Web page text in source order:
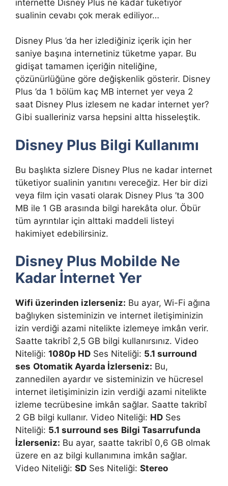
internette Disney Plus ne kadar tüketiyor
sualinin cevabı çok merak ediliyor…
Disney Plus ’da her izlediğiniz içerik için her
saniye başına internetiniz tüketme yapar. Bu
gidişat tamamen içeriğin niteliğine,
çözünürlüğüne göre değişkenlik gösterir. Disney
Plus ’da 1 bölüm kaç MB internet yer veya 2
saat Disney Plus izlesem ne kadar internet yer?
Gibi sualleriniz varsa hepsini altta hisseleştik.
Disney Plus Bilgi Kullanımı
Bu başlıkta sizlere Disney Plus ne kadar internet
tüketiyor sualinin yanıtını vereceğiz. Her bir dizi
veya film için vasati olarak Disney Plus ’ta 300
MB ile 1 GB arasında bilgi harekâta olur. Öbür
tüm ayrıntılar için alttaki maddeli listeyi
hakimiyet edebilirsiniz.
Disney Plus Mobilde Ne
Kadar İnternet Yer
Wifi üzerinden izlerseniz: Bu ayar, Wi-Fi ağına
bağlıyken sisteminizin ve internet iletişiminizin
izin verdiği azami nitelikte izlemeye imkân verir.
Saatte takribî 2,5 GB bilgi kullanırsınız. Video
Niteliği: 1080p HD Ses Niteliği: 5.1 surround
ses Otomatik Ayarda İzlerseniz: Bu,
zannedilen ayardır ve sisteminizin ve hücresel
internet iletişiminizin izin verdiği azami nitelikte
izleme tecrübesine imkân sağlar. Saatte takribî
2 GB bilgi kullanır. Video Niteliği: HD Ses
Niteliği: 5.1 surround ses Bilgi Tasarrufunda
İzlerseniz: Bu ayar, saatte takribî 0,6 GB olmak
üzere en az bilgi kullanımına imkân sağlar.
Video Niteliği: SD Ses Niteliği: Stereo